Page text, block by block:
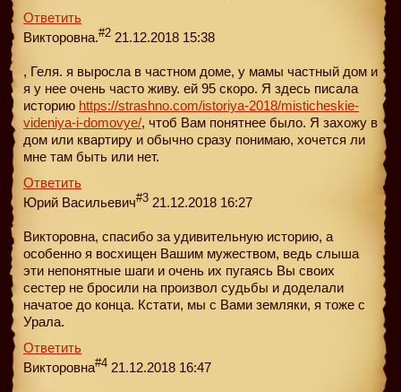
Ответить
Викторовна.#2 21.12.2018 15:38
, Геля. я выросла в частном доме, у мамы частный дом и
я у нее очень часто живу. ей 95 скоро. Я здесь писала
историю https://strashno.com/istoriya-2018/misticheskie-
videniya-i-domovye/, чтоб Вам понятнее было. Я захожу в
дом или квартиру и обычно сразу понимаю, хочется ли
мне там быть или нет.
Ответить
Юрий Васильевич#3 21.12.2018 16:27
Викторовна, спасибо за удивительную историю, а
особенно я восхищен Вашим мужеством, ведь слыша
эти непонятные шаги и очень их пугаясь Вы своих
сестер не бросили на произвол судьбы и доделали
начатое до конца. Кстати, мы с Вами земляки, я тоже с
Урала.
Ответить
Викторовна#4 21.12.2018 16:47